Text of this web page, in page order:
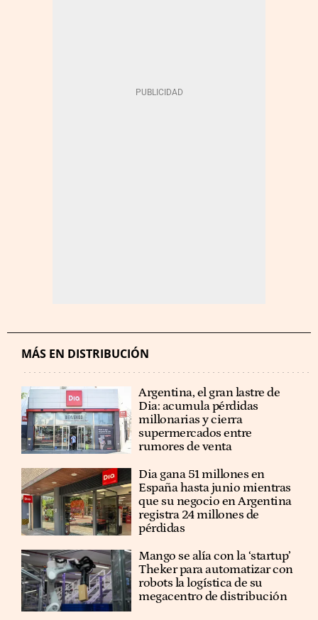
MÁS EN DISTRIBUCIÓN
Argentina, el gran lastre de
Dia: acumula pérdidas
millonarias y cierra
supermercados entre
rumores de venta
Dia gana 51 millones en
España hasta junio mientras
que su negocio en Argentina
registra 24 millones de
pérdidas
Mango se alía con la ‘startup’
Theker para automatizar con
robots la logística de su
megacentro de distribución